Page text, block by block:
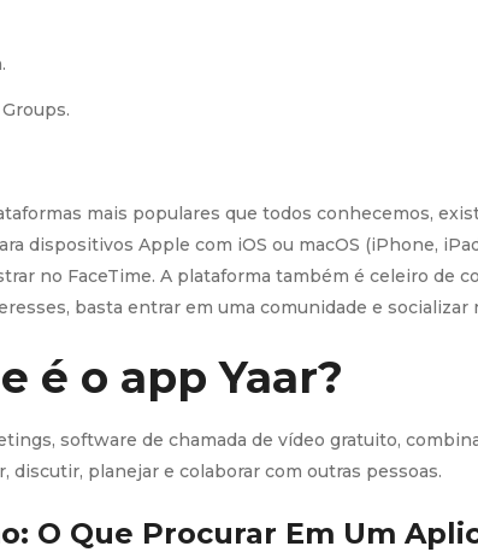
mais populares que todos conhecemos,
dispositivos Apple com iOS ou macOS (iPhone,
no FaceTime. A plataforma também é celeiro de
basta entrar em uma comunidade e socializar
é o app Yaar?
software de chamada de vídeo gratuito,
discutir, planejar e colaborar com outras pessoas.
O Que Procurar Em Um